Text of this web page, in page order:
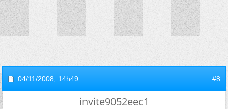
04/11/2008, 14h49 #8
invite9052eec1